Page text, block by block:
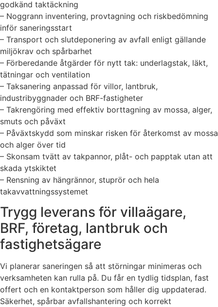
godkänd taktäckning
– Noggrann inventering, provtagning och riskbedömning
inför saneringsstart
– Transport och slutdeponering av avfall enligt gällande
miljökrav och spårbarhet
– Förberedande åtgärder för nytt tak: underlagstak, läkt,
tätningar och ventilation
– Taksanering anpassad för villor, lantbruk,
industribyggnader och BRF-fastigheter
– Takrengöring med effektiv borttagning av mossa, alger,
smuts och påväxt
– Påväxtskydd som minskar risken för återkomst av mossa
och alger över tid
– Skonsam tvätt av takpannor, plåt- och papptak utan att
skada ytskiktet
– Rensning av hängrännor, stuprör och hela
takavvattningssystemet
Trygg leverans för villaägare,
BRF, företag, lantbruk och
fastighetsägare
Vi planerar saneringen så att störningar minimeras och
verksamheten kan rulla på. Du får en tydlig tidsplan, fast
offert och en kontaktperson som håller dig uppdaterad.
Säkerhet, spårbar avfallshantering och korrekt